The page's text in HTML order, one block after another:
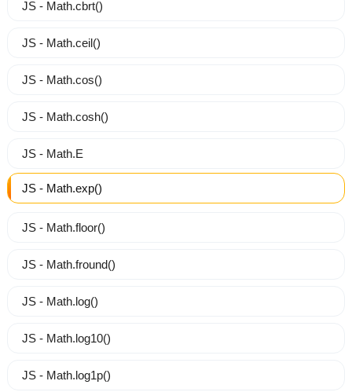
JS - Math.cbrt()
JS - Math.ceil()
JS - Math.cos()
JS - Math.cosh()
JS - Math.E
JS - Math.exp()
JS - Math.floor()
JS - Math.fround()
JS - Math.log()
JS - Math.log10()
JS - Math.log1p()